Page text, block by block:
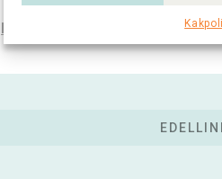
Lue koko artikkeli >